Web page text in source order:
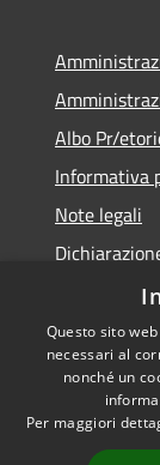
Albo Pr/
Informativa
Note legali
Obiettivi di
RSS
Accessibilità
Questo sito
necessari al
nonché un
Per maggiori